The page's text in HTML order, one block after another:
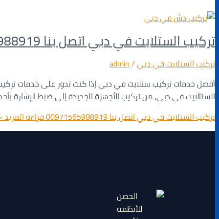
تركيب الستلايت في دبي اتصل بنا 00971565988919
تركيب الستلايت في دبي/
admin
أفضل خدمات تركيب ستلايت في دبي إذا كنت تدور على خدمات
الستالايت في دبي، من تركيب الأجهزة الجديدة إلى ضبط
تركيب الستلايت في دبي اتصل بنا 00971565988919
قراءة المزيد